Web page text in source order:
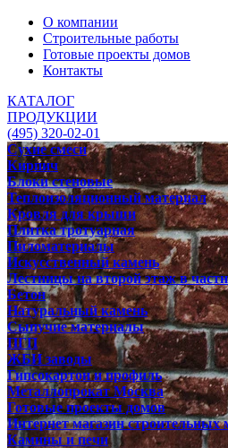
О компании
Строительные работы
Готовые проекты домов
Контакты
КАТАЛОГ
ПРОДУКЦИИ
(495) 320-02-01
Сухие смеси
Кирпич
Блоки стеновые
Теплоизоляционный материал
Кровля для крыши
Плитка тротуарная
Пиломатериалы
Искусственный камень
Лестницы на второй этаж в
Бетон
Натуральный камень
Сыпучие материалы
ПГП
ЖБИ заводы
Гипсокартон и профиль
Металлопрокат Москва
Готовые проекты домов
Интернет магазин строительных
Камины и печи